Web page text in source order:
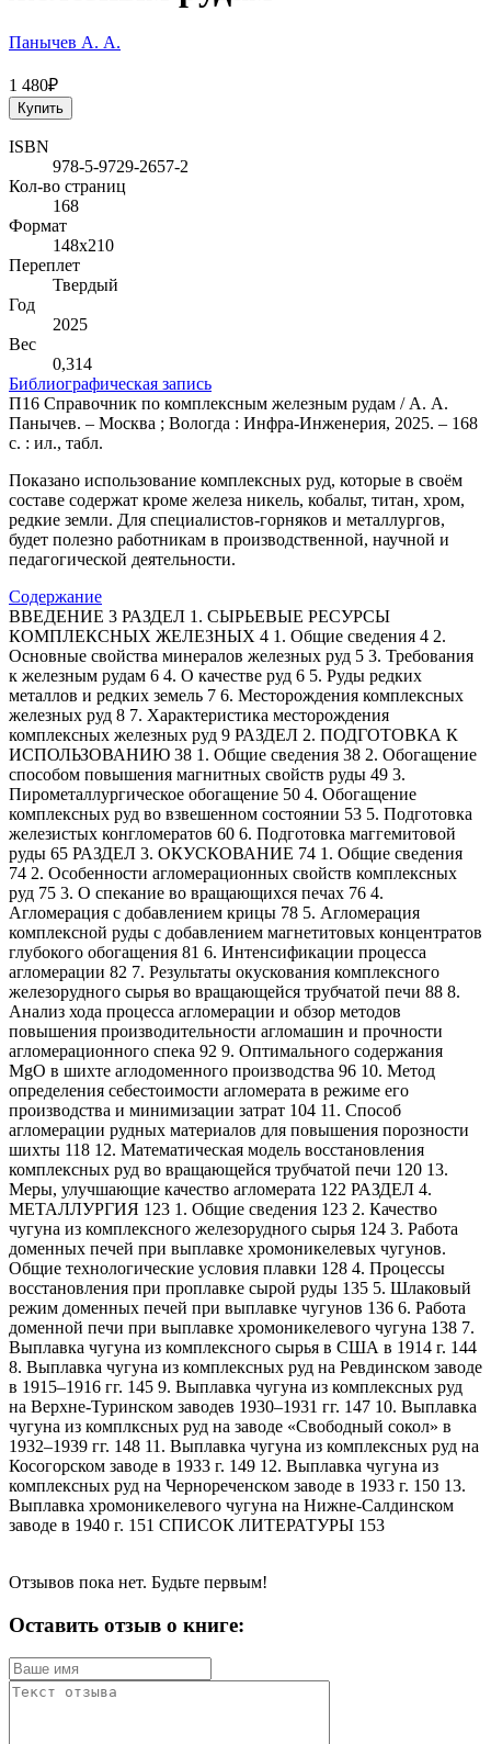
Панычев А. А.
1 480₽
Купить
ISBN
978-5-9729-2657-2
Кол-во страниц
168
Формат
148х210
Переплет
Твердый
Год
2025
Вес
0,314
Библиографическая запись
П16 Справочник по комплексным железным рудам / А. А.
Панычев. – Москва ; Вологда : Инфра-Инженерия, 2025. – 168
с. : ил., табл.
Показано использование комплексных руд, которые в своём
составе содержат кроме железа никель, кобальт, титан, хром,
редкие земли. Для специалистов-горняков и металлургов,
будет полезно работникам в производственной, научной и
педагогической деятельности.
Содержание
ВВЕДЕНИЕ 3 РАЗДЕЛ 1. СЫРЬЕВЫЕ РЕСУРСЫ
КОМПЛЕКСНЫХ ЖЕЛЕЗНЫХ 4 1. Общие сведения 4 2.
Основные свойства минералов железных руд 5 3. Требования
к железным рудам 6 4. О качестве руд 6 5. Руды редких
металлов и редких земель 7 6. Месторождения комплексных
железных руд 8 7. Характеристика месторождения
комплексных железных руд 9 РАЗДЕЛ 2. ПОДГОТОВКА К
ИСПОЛЬЗОВАНИЮ 38 1. Общие сведения 38 2. Обогащение
способом повышения магнитных свойств руды 49 3.
Пирометаллургическое обогащение 50 4. Обогащение
комплексных руд во взвешенном состоянии 53 5. Подготовка
железистых конгломератов 60 6. Подготовка маггемитовой
руды 65 РАЗДЕЛ 3. ОКУСКОВАНИЕ 74 1. Общие сведения
74 2. Особенности агломерационных свойств комплексных
руд 75 3. О спекание во вращающихся печах 76 4.
Агломерация с добавлением крицы 78 5. Агломерация
комплексной руды с добавлением магнетитовых концентратов
глубокого обогащения 81 6. Интенсификации процесса
агломерации 82 7. Результаты окускования комплексного
железорудного сырья во вращающейся трубчатой печи 88 8.
Анализ хода процесса агломерации и обзор методов
повышения производительности агломашин и прочности
агломерационного спека 92 9. Оптимального содержания
MgO в шихте аглодоменного производства 96 10. Метод
определения себестоимости агломерата в режиме его
производства и минимизации затрат 104 11. Способ
агломерации рудных материалов для повышения порозности
шихты 118 12. Математическая модель восстановления
комплексных руд во вращающейся трубчатой печи 120 13.
Меры, улучшающие качество агломерата 122 РАЗДЕЛ 4.
МЕТАЛЛУРГИЯ 123 1. Общие сведения 123 2. Качество
чугуна из комплексного железорудного сырья 124 3. Работа
доменных печей при выплавке хромоникелевых чугунов.
Общие технологические условия плавки 128 4. Процессы
восстановления при проплавке сырой руды 135 5. Шлаковый
режим доменных печей при выплавке чугунов 136 6. Работа
доменной печи при выплавке хромоникелевого чугуна 138 7.
Выплавка чугуна из комплексного сырья в США в 1914 г. 144
8. Выплавка чугуна из комплексных руд на Ревдинском заводе
в 1915–1916 гг. 145 9. Выплавка чугуна из комплексных руд
на Верхне-Туринском заводев 1930–1931 гг. 147 10. Выплавка
чугуна из комплксных руд на заводе «Свободный сокол» в
1932–1939 гг. 148 11. Выплавка чугуна из комплексных руд на
Косогорском заводе в 1933 г. 149 12. Выплавка чугуна из
комплексных руд на Чернореченском заводе в 1933 г. 150 13.
Выплавка хромоникелевого чугуна на Нижне-Салдинском
заводе в 1940 г. 151 СПИСОК ЛИТЕРАТУРЫ 153
Отзывов пока нет. Будьте первым!
Оставить отзыв о книге: